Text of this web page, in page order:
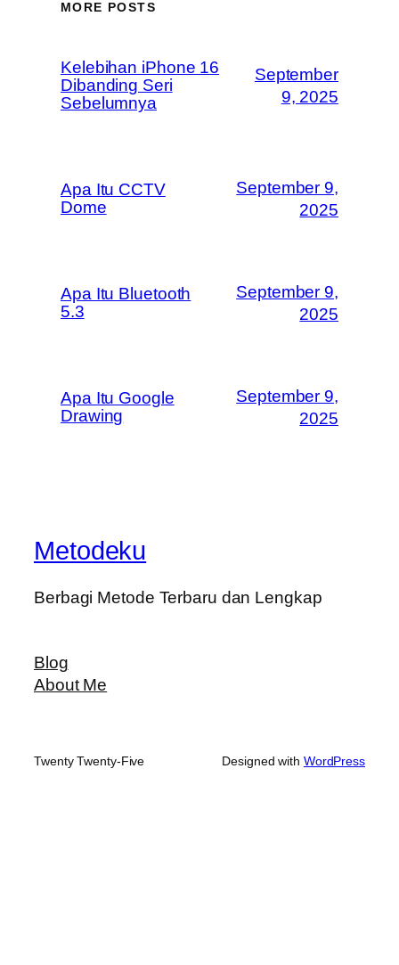
MORE POSTS
Kelebihan iPhone 16
Dibanding Seri
Sebelumnya
September
9, 2025
Apa Itu CCTV
Dome
September 9,
2025
Apa Itu Bluetooth
5.3
September 9,
2025
Apa Itu Google
Drawing
September 9,
2025
Metodeku
Berbagi Metode Terbaru dan Lengkap
Blog
About Me
Twenty Twenty-Five Designed with WordPress